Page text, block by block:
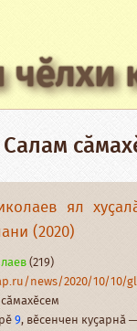
Салам
ял
(2020)
(219)
news/2020/10/10/
9, вӗсенчен куҫарнӑ